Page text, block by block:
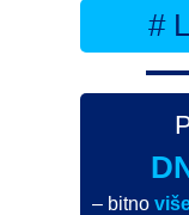
#
– bitno